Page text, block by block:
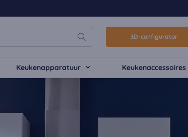
3D-configurator
Keukenapparatuur Keukenaccessoires